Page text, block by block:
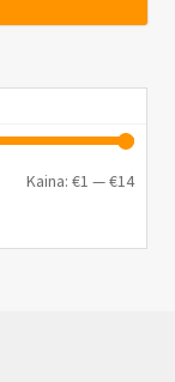
Kaina:€1 —€14